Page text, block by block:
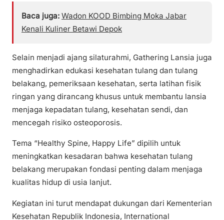
Baca juga: Wadon KOOD Bimbing Moka Jabar
Kenali Kuliner Betawi Depok
Selain menjadi ajang silaturahmi, Gathering Lansia juga
menghadirkan edukasi kesehatan tulang dan tulang
belakang, pemeriksaan kesehatan, serta latihan fisik
ringan yang dirancang khusus untuk membantu lansia
menjaga kepadatan tulang, kesehatan sendi, dan
mencegah risiko osteoporosis.
Tema “Healthy Spine, Happy Life” dipilih untuk
meningkatkan kesadaran bahwa kesehatan tulang
belakang merupakan fondasi penting dalam menjaga
kualitas hidup di usia lanjut.
Kegiatan ini turut mendapat dukungan dari Kementerian
Kesehatan Republik Indonesia, International